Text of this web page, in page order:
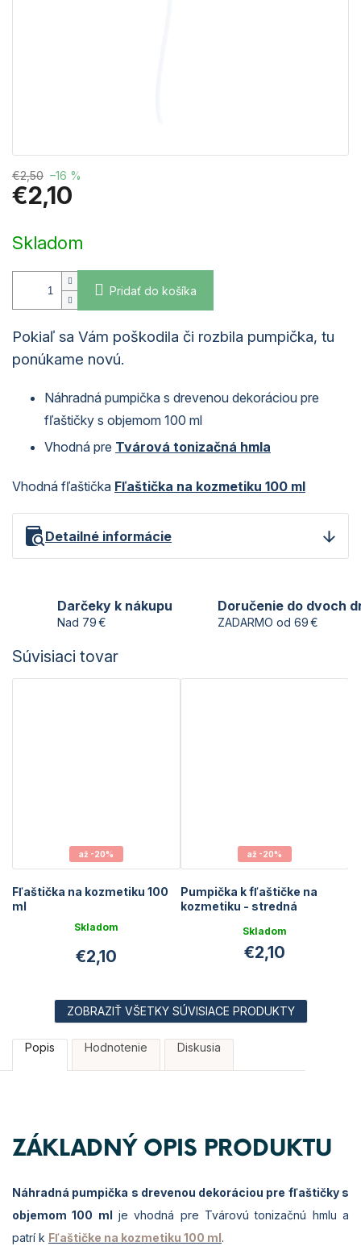
€2,50 –16 %
€2,10
cena:
Skladom
Pridať do košíka
Pokiaľ sa Vám poškodila či rozbila pumpička, tu
ponúkame novú.
Náhradná pumpička s drevenou dekoráciou pre
fľaštičky s objemom 100 ml
Vhodná pre Tvárová tonizačná hmla
Vhodná fľaštička Fľaštička na kozmetiku 100 ml
Detailné informácie
Darčeky k nákupu
Nad 79 €
Doručenie do dvoch
ZADARMO od 69 €
Súvisiaci tovar
až -20%
Fľaštička na kozmetiku 100
ml
hodnotenie
produktu
z
5
Skladom
€2,10
až -20%
Pumpička k fľaštičke na
kozmetiku - stredná
Skladom
€2,10
ZOBRAZIŤ VŠETKY SÚVISIACE PRODUKTY
Popis Hodnotenie Diskusia
ZÁKLADNÝ OPIS PRODUKTU
Náhradná pumpička s drevenou dekoráciou pre fľaštičky s
objemom 100 ml je vhodná pre Tvárovú tonizačnú hmlu a
patrí k Fľaštičke na kozmetiku 100 ml.